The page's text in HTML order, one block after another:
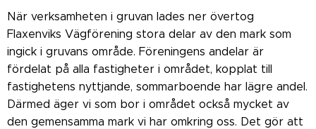
När verksamheten i gruvan lades ner övertog ​
Flaxenviks Vägförening stora delar av den mark som
ingick i gruvans område. Föreningens andelar är
fördelat på alla fastigheter i området, kopplat till
fastighetens nyttjande, sommarboende har lägre andel.
Därmed äger vi som bor i området också mycket av
den gemensamma mark vi har omkring oss. Det gör att